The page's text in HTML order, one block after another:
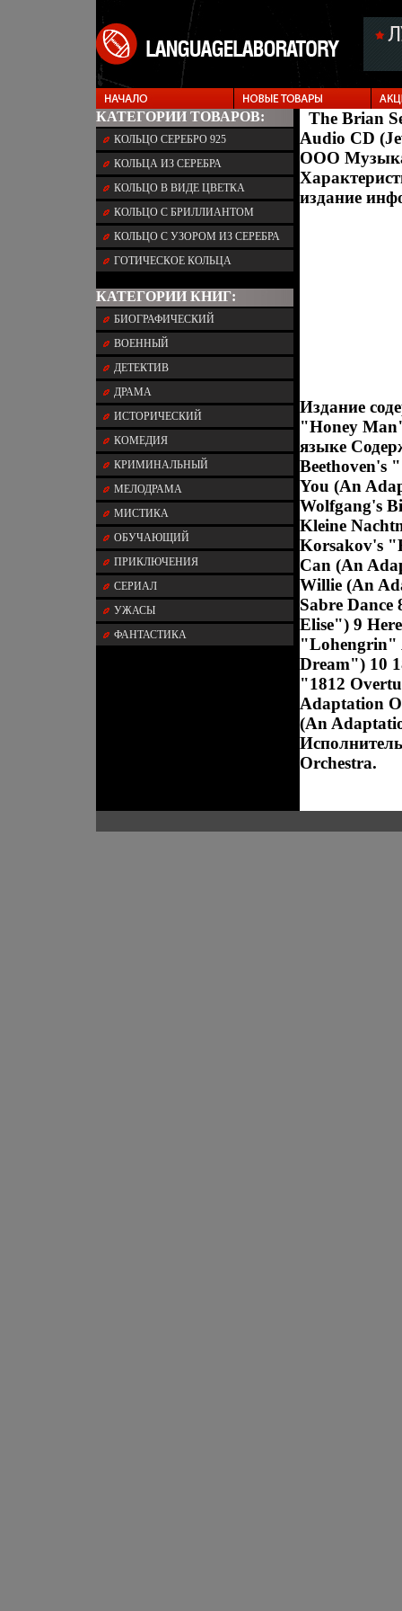
КАТЕГОРИИ ТОВАРОВ:
КОЛЬЦО СЕРЕБРО 925
КОЛЬЦА ИЗ СЕРЕБРА
КОЛЬЦО В ВИДЕ ЦВЕТКА
КОЛЬЦО С БРИЛЛИАНТОМ
КОЛЬЦО С УЗОРОМ ИЗ СЕРЕБРА
ГОТИЧЕСКОЕ КОЛЬЦА
КАТЕГОРИИ КНИГ:
БИОГРАФИЧЕСКИЙ
ВОЕННЫЙ
ДЕТЕКТИВ
ДРАМА
ИСТОРИЧЕСКИЙ
КОМЕДИЯ
КРИМИНАЛЬНЫЙ
МЕЛОДРАМА
МИСТИКА
ОБУЧАЮЩИЙ
ПРИКЛЮЧЕНИЯ
СЕРИАЛ
УЖАСЫ
ФАНТАСТИКА
The Brian
Audio CD
ООО Музыка
издание
Издание
"Honey
языке
Beethoven's
You (An
Wolfgang's
Kleine
Korsakov's
Can (An
Willie (An
Sabre
Elise") 9
"Lohengrin"
Dream") 10
"1812
Adaptation
(An
Orchestra.